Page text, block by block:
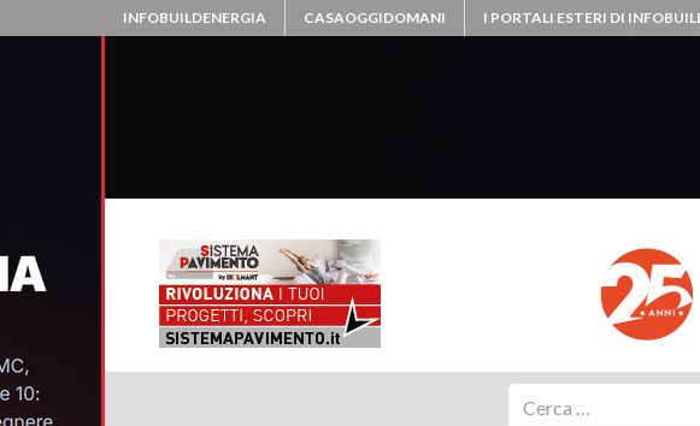
INFOBUILDENERGIA CASAOGGIDOMANI I PORTALI ESTERI DI